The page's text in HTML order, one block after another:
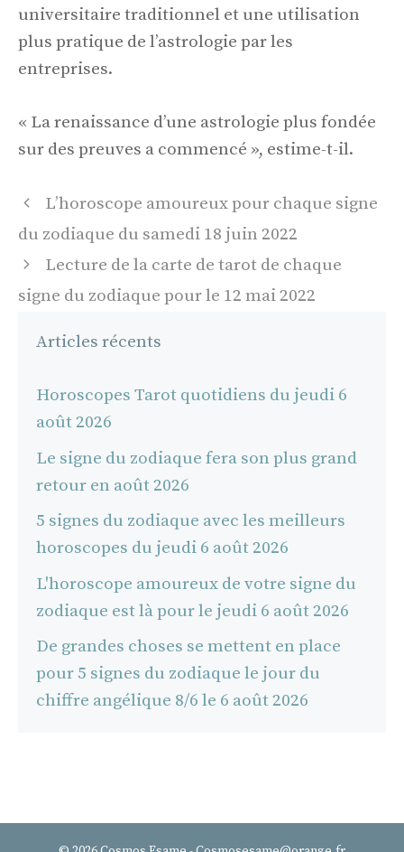
universitaire traditionnel et une utilisation
plus pratique de l’astrologie par les
entreprises.
« La renaissance d’une astrologie plus fondée
sur des preuves a commencé », estime-t-il.
Navigation
des
L’horoscope amoureux pour chaque signe
du zodiaque du samedi 18 juin 2022
Lecture de la carte de tarot de chaque
signe du zodiaque pour le 12 mai 2022
Articles récents
Horoscopes Tarot quotidiens du jeudi 6
août 2026
Le signe du zodiaque fera son plus grand
retour en août 2026
5 signes du zodiaque avec les meilleurs
horoscopes du jeudi 6 août 2026
L'horoscope amoureux de votre signe du
zodiaque est là pour le jeudi 6 août 2026
De grandes choses se mettent en place
pour 5 signes du zodiaque le jour du
chiffre angélique 8/6 le 6 août 2026